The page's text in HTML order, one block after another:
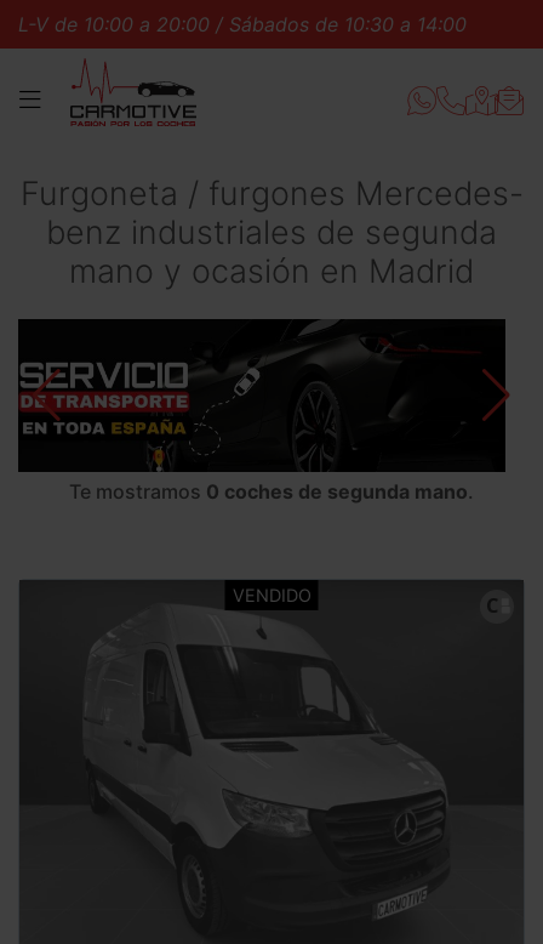
a 20:00 / Sábados de 10:30 a 14:00 L-V de
MENÚ
Furgoneta / furgones Mercedes-
benz industriales de segunda
mano y ocasión en Madrid
Te mostramos 0 coches de segunda mano.